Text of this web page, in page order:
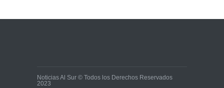
Noticias Al Sur © Todos los Derechos Reservados
2023